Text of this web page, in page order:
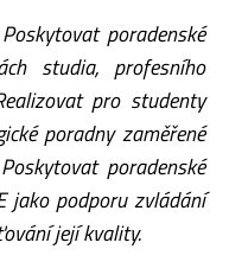
poradenské
studia, profesního
pro studenty
poradny zaměřené
poradenské
jako podporu zvládání
její kvality.